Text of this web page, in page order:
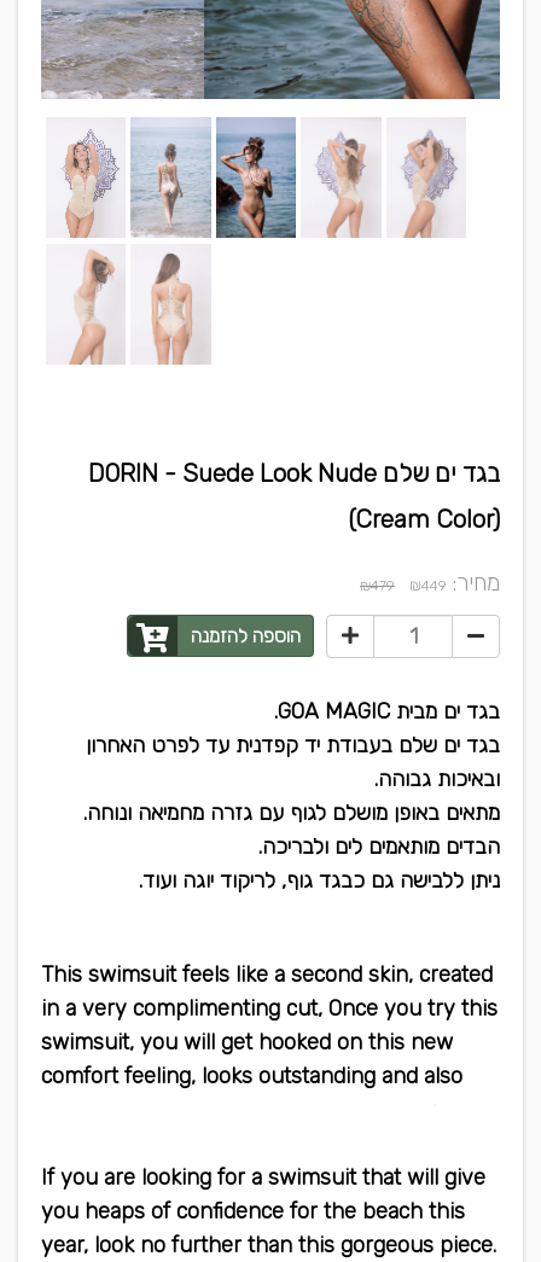
בגד ים שלם DORIN - Suede Look Nude
(Cream Color)
מחיר: ₪449
₪479
הוספה להזמנה
בגד ים מבית GOA MAGIC.
בגד ים שלם בעבודת יד קפדנית עד לפרט האחרון
ובאיכות גבוהה.
מתאים באופן מושלם לגוף עם גזרה מחמיאה ונוחה.
הבדים מותאמים לים ולבריכה.
ניתן ללבישה גם כבגד גוף, לריקוד יוגה ועוד.
This swimsuit feels like a second skin, created
in a very complimenting cut, Once you try this
swimsuit, you will get hooked on this new
comfort feeling, looks outstanding and also
If you are looking for a swimsuit that will give
you heaps of confidence for the beach this
year, look no further than this gorgeous piece.